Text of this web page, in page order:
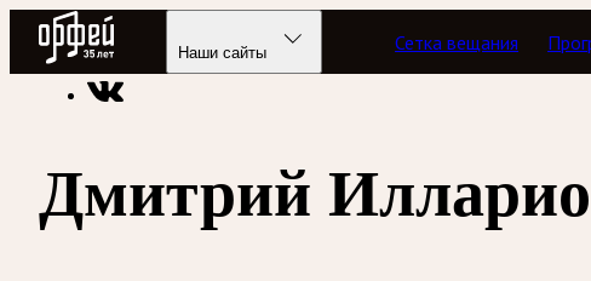
Радио Орфей
Наши сайты Сетка вещания
Радио классической музыки «Орфей» Подкасты Рандеву с
Дмитрий